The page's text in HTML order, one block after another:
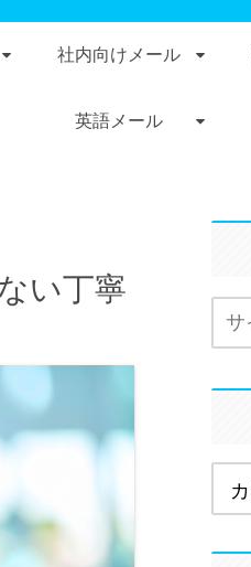
社内向けメール
英語メール
い丁寧